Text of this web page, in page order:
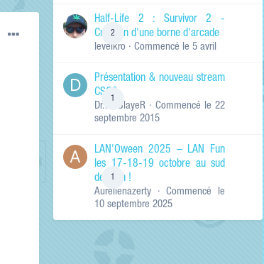
RECHERCHER LES
Titres et corps
Titres des
uniquement
2
Half-Life 2 : Survivor 2 -
Création d'une borne d'arcade
levelkro · Commencé le 5 avril
1
Présentation & nouveau stream
CSGO
Dr.KinSlayeR · Commencé le 22
septembre 2015
1
LAN'Oween 2025 – LAN Fun
les 17-18-19 octobre au sud
de Lyon !
Aurelienazerty · Commencé le
10 septembre 2025